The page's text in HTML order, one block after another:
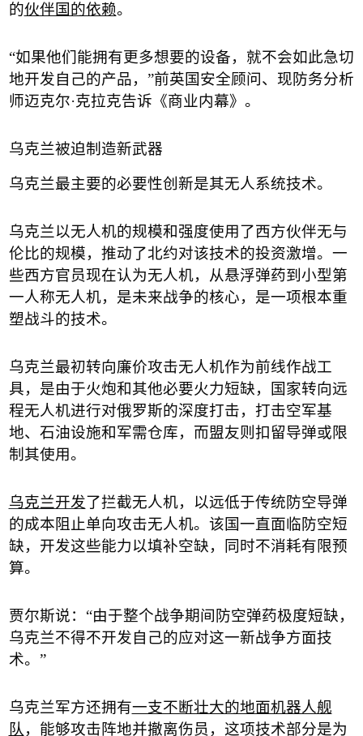
的伙伴国的依赖。
“如果他们能拥有更多想要的设备，就不会如此急切
地开发自己的产品， ”前英国安全顾问、现防务分析
师迈克尔·克拉克告诉《商业内幕》。
乌克兰被迫制造新武器
乌克兰最主要的必要性创新是其无人系统技术。
乌克兰以无人机的规模和强度使用了西方伙伴无与
伦比的规模，推动了北约对该技术的投资激增。一
些西方官员现在认为无人机，从悬浮弹药到小型第
一人称无人机，是未来战争的核心，是一项根本重
塑战斗的技术。
乌克兰最初转向廉价攻击无人机作为前线作战工
具，是由于火炮和其他必要火力短缺，国家转向远
程无人机进行对俄罗斯的深度打击，打击空军基
地、石油设施和军需仓库，而盟友则扣留导弹或限
制其使用。
乌克兰开发了拦截无人机，以远低于传统防空导弹
的成本阻止单向攻击无人机。该国一直面临防空短
缺，开发这些能力以填补空缺，同时不消耗有限预
算。
贾尔斯说： “由于整个战争期间防空弹药极度短缺，
乌克兰不得不开发自己的应对这一新战争方面技
术。 ”
乌克兰军方还拥有一支不断壮大的地面机器人舰
队 ，能够攻击阵地并撤离伤员，这项技术部分是为